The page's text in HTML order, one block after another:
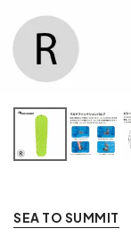
SEA TO SUMMIT